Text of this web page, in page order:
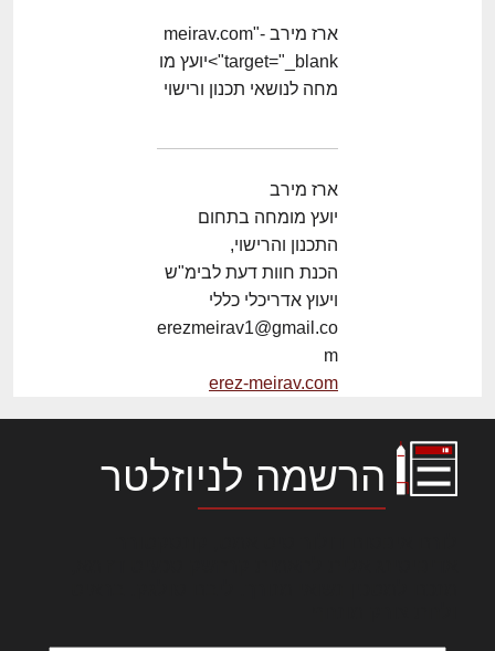
ארז מירב -meirav.com"
target="_blank">יועץ מו
מחה לנושאי תכנון ורישוי
ארז מירב
יועץ מומחה בתחום
התכנון והרישוי,
הכנת חוות דעת לבימ"ש
ויעוץ אדריכלי כללי
erezmeirav1@gmail.co
m
erez-meirav.com
הרשמה לניוזלטר